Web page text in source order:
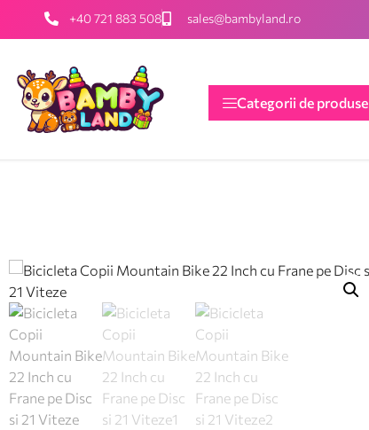
+40 721 883 508 sales@bambyland.ro
Categorii de produse